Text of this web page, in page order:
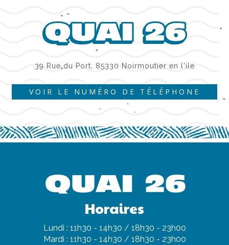
39 Rue du Port, 85330 Noirmoutier en l'ile
VOIR LE NUMÉRO DE TÉLÉPHONE
Horaires
Lundi : 11h30 - 14h30 / 18h30 - 23h00
Mardi : 11h30 - 14h30 / 18h30 - 23h00